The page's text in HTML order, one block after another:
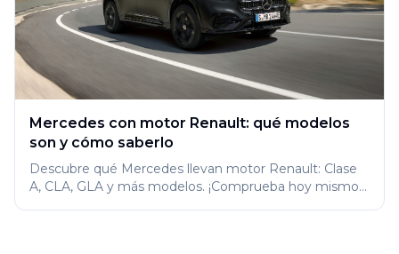
Mercedes con motor Renault: qué modelos
son y cómo saberlo
Descubre qué Mercedes llevan motor Renault: Clase
A, CLA, GLA y más modelos. ¡Comprueba hoy mismo